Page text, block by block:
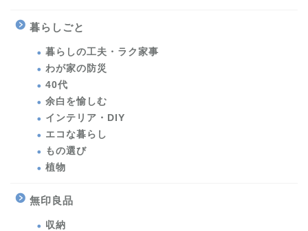
暮らしごと
暮らしの工夫・ラク家事
わが家の防災
40代
余白を愉しむ
インテリア・DIY
エコな暮らし
もの選び
植物
無印良品
収納